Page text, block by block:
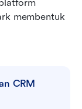
membentuk
CRM